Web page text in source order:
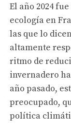
El año 2024
ecología en
las que lo
altamente
ritmo de
invernadero
año pasado,
preocupado,
política